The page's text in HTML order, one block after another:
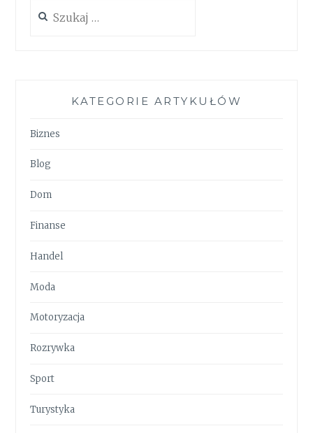
KATEGORIE ARTYKUŁÓW
Biznes
Blog
Dom
Finanse
Handel
Moda
Motoryzacja
Rozrywka
Sport
Turystyka